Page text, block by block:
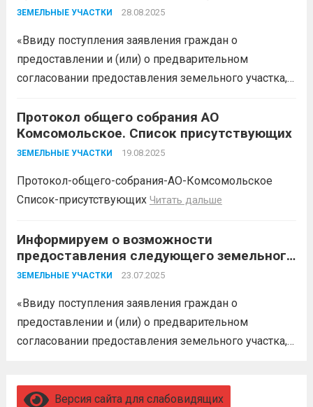
муниципальный район Краснодарского
ЗК РФ информирует о возможности
предоставления следующего
земельного участка:...
ЗЕМЕЛЬНЫЕ УЧАСТКИ 28.08.2025
«Ввиду поступления заявления граждан о
предоставлении и (или) о предварительном
согласовании предоставления земельного участка,
Белореченский район в соответствии с пп. 1 п. 1 ст.
39.18 ЗК РФ информирует о возможности
предоставления следующего земельного участка:
Читать дальше
Протокол общего собрания АО
Комсомольское. Список присутствующих
ЗЕМЕЛЬНЫЕ УЧАСТКИ 19.08.2025
Протокол-общего-собрания-АО-Комсомольское
Список-присутствующих Читать дальше
Информируем о возможности
предоставления следующего земельного
участка
ЗЕМЕЛЬНЫЕ УЧАСТКИ 23.07.2025
«Ввиду поступления заявления граждан о
предоставлении и (или) о предварительном
согласовании предоставления земельного участка,
Краснодарского края в соответствии с пп. 1 п. 1 ст.
Версия сайта для слабовидящих